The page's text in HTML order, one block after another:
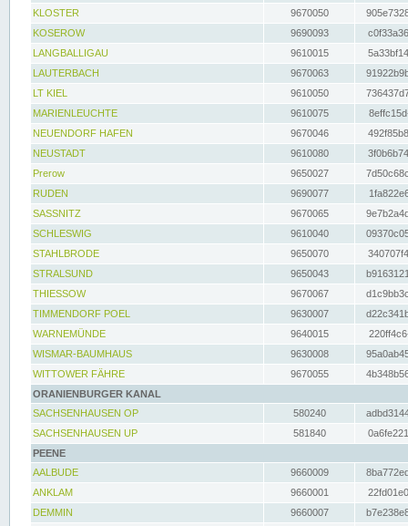
KLOSTER
9670050
KOSEROW
9690093
LANGBALLIGAU
9610015
LAUTERBACH
9670063
LT KIEL
9610050
MARIENLEUCHTE
9610075
NEUENDORF HAFEN
9670046
NEUSTADT
9610080
Prerow
9650027
RUDEN
9690077
SASSNITZ
9670065
SCHLESWIG
9610040
STAHLBRODE
9650070
STRALSUND
9650043
THIESSOW
9670067
TIMMENDORF POEL
9630007
WARNEMÜNDE
9640015
WISMAR-BAUMHAUS
9630008
WITTOWER FÄHRE
9670055
ORANIENBURGER KANAL
SACHSENHAUSEN OP
580240
SACHSENHAUSEN UP
581840
PEENE
AALBUDE
9660009
ANKLAM
9660001
DEMMIN
9660007